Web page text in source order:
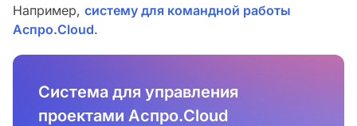
Например, систему для командной работы
Аспро.Cloud.
Система для управления
проектами Аспро.Cloud